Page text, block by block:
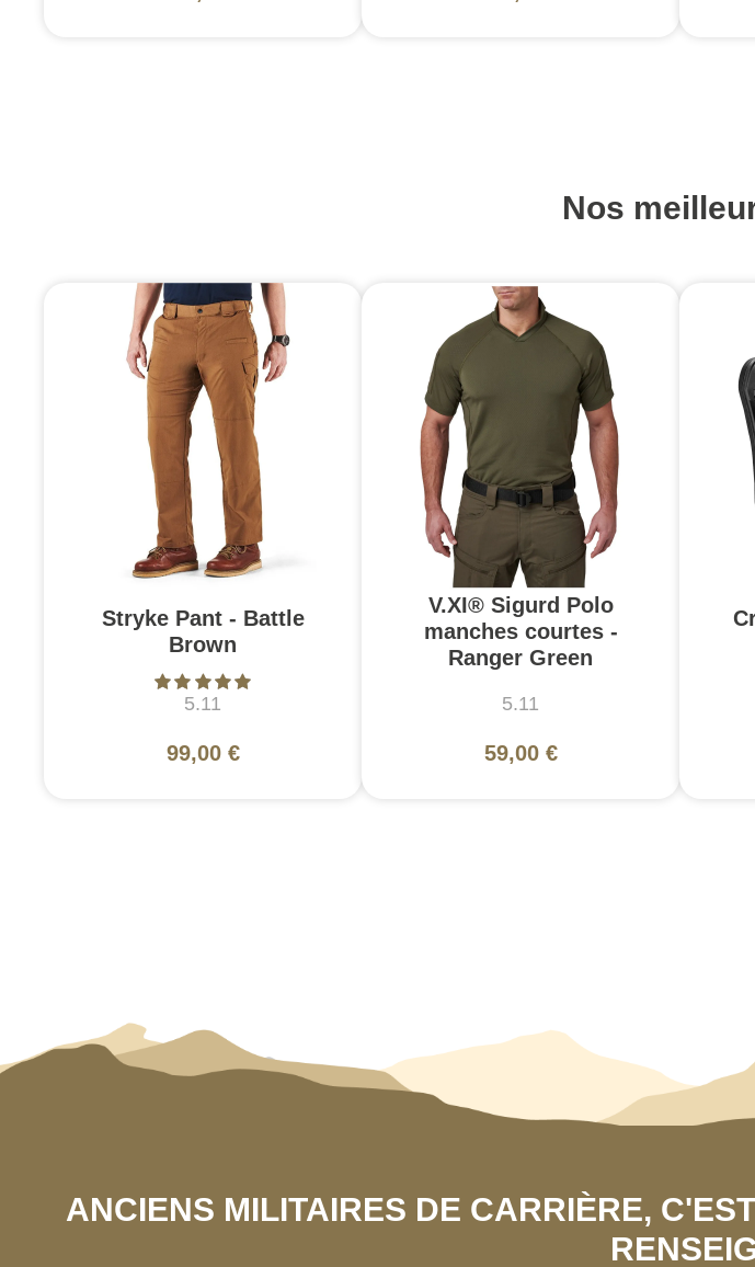
Nos
Stryke Pant - Battle
Brown
5.11
99,00 €
V.XI® Sigurd Polo
manches courtes -
Ranger Green
5.11
59,00 €
ANCIENS MILITAIRES DE CARRIÈRE,